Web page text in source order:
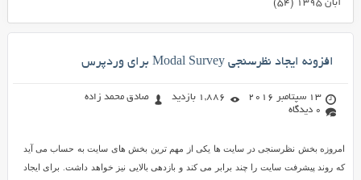
آبان ۱۳۹۵
(۵۴)
افزونه ایجاد نظرسنجی Modal Survey برای وردپرس
13 سپتامبر 2016 1,886 بازدید
صادق محمد زاده
0 دیدگاه
امروزه بخش نظرسنجی در سایت ها یکی از مهم ترین بخش های سایت به حساب می آید
که روند پیشرفت سایت را چند برابر می کند و بازدهی بالایی نیز خواهد داشت. برای ایجاد